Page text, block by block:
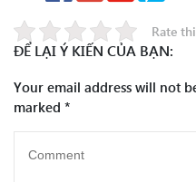
Rate
ĐỂ LẠI Ý KIẾN CỦA BẠN:
Your email address will not
marked *